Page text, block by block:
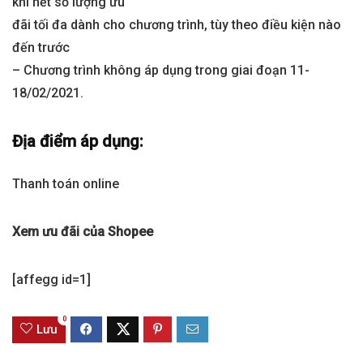
đãi tối đa dành cho chương trình, tùy theo điều kiện nào
đến trước
– Chương trình không áp dụng trong giai đoạn 11-
18/02/2021.
Địa điểm áp dụng:
Thanh toán online
Xem ưu đãi của Shopee
[affegg id=1]
Lưu
0